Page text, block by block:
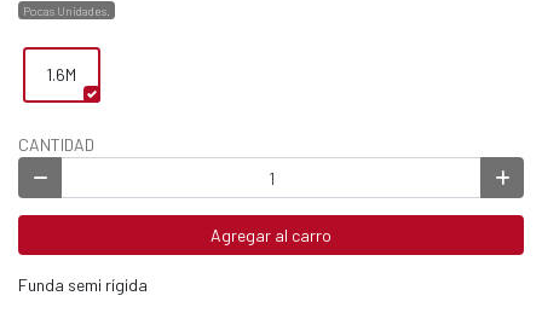
Pocas Unidades.
1.6M
CANTIDAD
Agregar al carro
Funda semi rígida